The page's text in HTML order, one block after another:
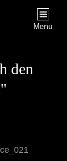
Menu
den